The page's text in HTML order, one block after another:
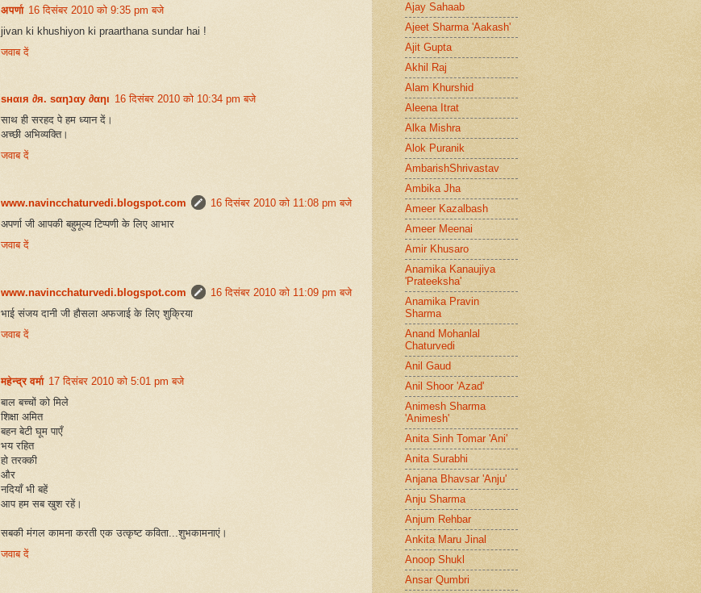
अपर्णा 16 दिसंबर 2010 को 9:35 pm बजे
jivan ki khushiyon ki praarthana sundar hai !
जवाब दें
ѕнαιя ∂я. ѕαηנαу ∂αηι 16 दिसंबर 2010 को 10:34 pm बजे
साथ ही सरहद पे हम ध्यान दें।
अच्छी अभिव्यक्ति।
जवाब दें
www.navincchaturvedi.blogspot.com
16 दिसंबर 2010 को 11:08 pm बजे
अपर्णा जी आपकी बहुमूल्य टिप्पणी के लिए आभार
जवाब दें
www.navincchaturvedi.blogspot.com
16 दिसंबर 2010 को 11:09 pm बजे
भाई संजय दानी जी हौसला अफजाई के लिए शुक्रिया
जवाब दें
महेन्‍द्र वर्मा 17 दिसंबर 2010 को 5:01 pm बजे
बाल बच्चों को मिले
शिक्षा अमित
बहन बेटी घूम पाएँ
भय रहित
हो तरक्की
और
नदियाँ भी बहें
आप हम सब खुश रहें।
सबकी मंगल कामना करती एक उत्कृष्ट कविता...शुभकामनाएं।
जवाब दें
Ajay Sahaab
Ajeet Sharma 'Aakash'
Ajit Gupta
Akhil Raj
Alam Khurshid
Aleena Itrat
Alka Mishra
Alok Puranik
AmbarishShrivastav
Ambika Jha
Ameer Kazalbash
Ameer Meenai
Amir Khusaro
Anamika Kanaujiya
'Prateeksha'
Anamika Pravin
Sharma
Anand Mohanlal
Chaturvedi
Anil Gaud
Anil Shoor 'Azad'
Animesh Sharma
'Animesh'
Anita Sinh Tomar 'Ani'
Anita Surabhi
Anjana Bhavsar 'Anju'
Anju Sharma
Anjum Rehbar
Ankita Maru Jinal
Anoop Shukl
Ansar Qumbri